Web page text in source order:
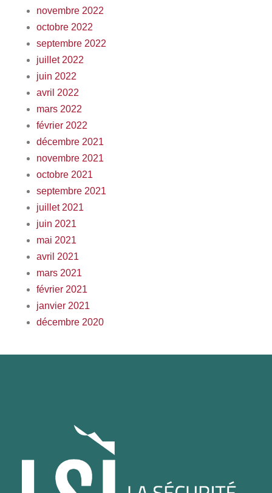
novembre 2022
octobre 2022
septembre 2022
juillet 2022
juin 2022
avril 2022
mars 2022
février 2022
décembre 2021
novembre 2021
octobre 2021
septembre 2021
juillet 2021
juin 2021
mai 2021
avril 2021
mars 2021
février 2021
janvier 2021
décembre 2020